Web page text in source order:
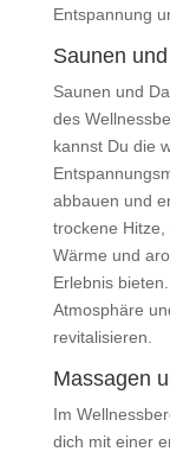
Entspannung
Saunen
Saunen und
des
kannst Du die
abbauen und
trockene
Wärme und
Erlebnis
Atmosphäre
revitalisieren.
Massagen
Im
dich mit einer